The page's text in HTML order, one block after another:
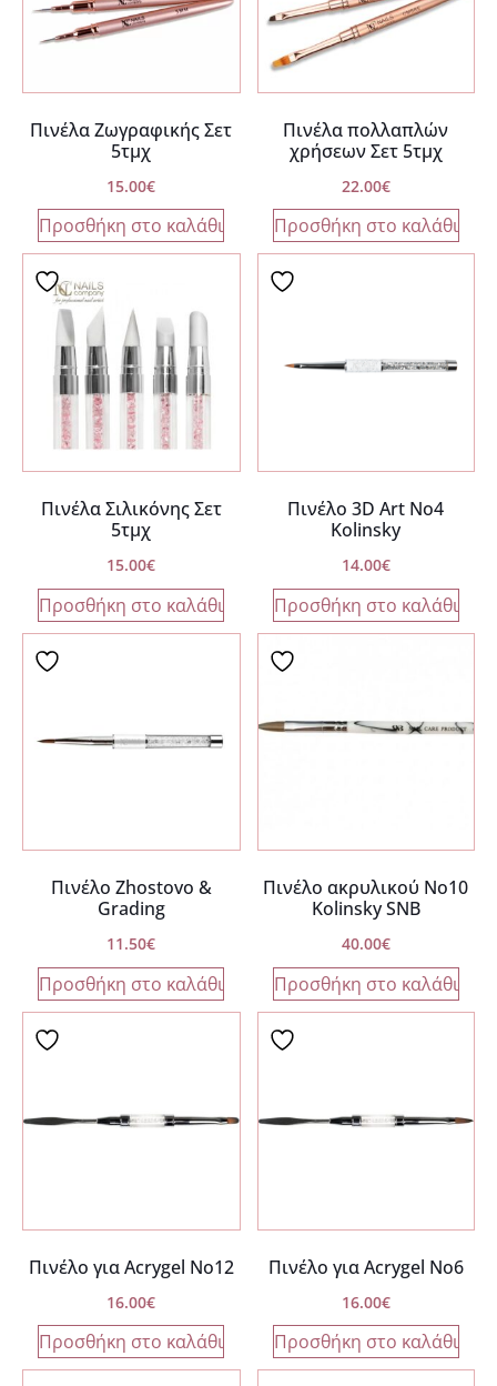
Πινέλα Ζωγραφικής Σετ
5τμχ
15.00€
Προσθήκη στο καλάθι
Πινέλα πολλαπλών
χρήσεων Σετ 5τμχ
22.00€
Προσθήκη στο καλάθι
Πινέλα Σιλικόνης Σετ
5τμχ
15.00€
Προσθήκη στο καλάθι
Πινέλο 3D Art No4
Κolinsky
14.00€
Προσθήκη στο καλάθι
Πινέλο Zhostovo &
Grading
11.50€
Προσθήκη στο καλάθι
Πινέλο ακρυλικού Νο10
Kolinsky SNB
40.00€
Προσθήκη στο καλάθι
Πινέλο για Acrygel Νο12
16.00€
Προσθήκη στο καλάθι
Πινέλο για Acrygel Νο6
16.00€
Προσθήκη στο καλάθι